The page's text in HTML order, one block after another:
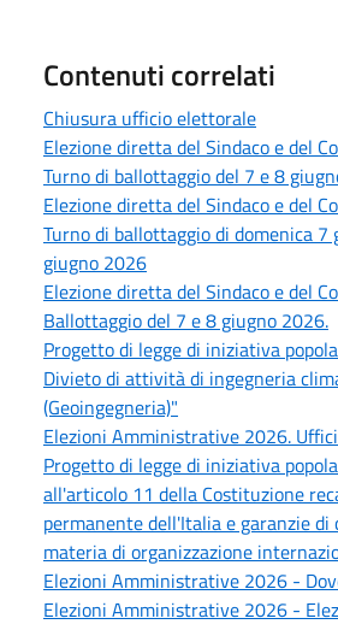
Contenuti correlati
Chiusura ufficio elettorale
Elezione diretta del Sindaco e del
Turno di ballottaggio del 7 e 8
Elezione diretta del Sindaco e del
Turno di ballottaggio di domenica 7
giugno 2026
Elezione diretta del Sindaco e del
Ballottaggio del 7 e 8 giugno 2026.
Progetto di legge di iniziativa
Divieto di attività di ingegneria
(Geoingegneria)"
Elezioni Amministrative 2026.
Progetto di legge di iniziativa
all'articolo 11 della Costituzione
permanente dell'Italia e garanzie
materia di organizzazione
Elezioni Amministrative 2026 -
Elezioni Amministrative 2026 -